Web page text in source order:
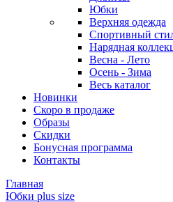
Юбки
Верхняя одежда
Спортивный
Нарядная
Весна - Лето
Осень - Зима
Весь каталог
Новинки
Скоро в продаже
Образы
Скидки
Бонусная программа
Контакты
Главная
Юбки plus size